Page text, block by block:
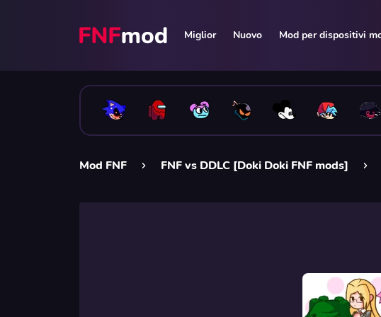
Miglior Nuovo Mod per dispositivi
Mod FNF FNF vs DDLC [Doki Doki FNF mods]